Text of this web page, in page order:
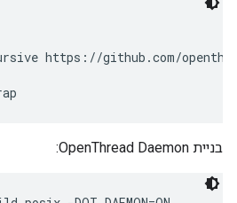
https://github.com/
בניית OpenThread Daemon: